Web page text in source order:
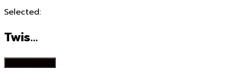
Selected:
Twis…